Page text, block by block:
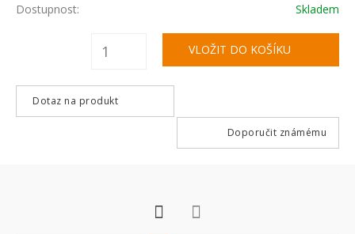
Dostupnost: Skladem
Dotaz na produkt
Doporučit známému